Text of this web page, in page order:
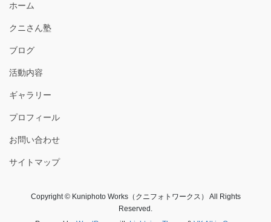
ホーム
クニさん塾
ブログ
活動内容
ギャラリー
プロフィール
お問い合わせ
サイトマップ
Copyright © Kuniphoto Works（クニフォトワークス） All Rights
Reserved.